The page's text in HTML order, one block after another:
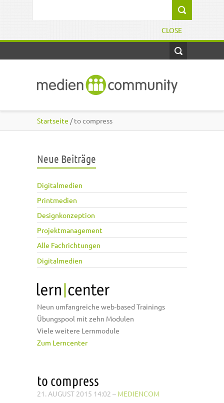
CLOSE
Startseite / to compress
Neue Beiträge
Digitalmedien
Printmedien
Designkonzeption
Projektmanagement
Alle Fachrichtungen
Digitalmedien
Neun umfangreiche web-based Trainings
Übungspool mit zehn Modulen
Viele weitere Lernmodule
Zum Lerncenter
to compress
21. AUGUST 2015 14:02 – MEDIENCOM